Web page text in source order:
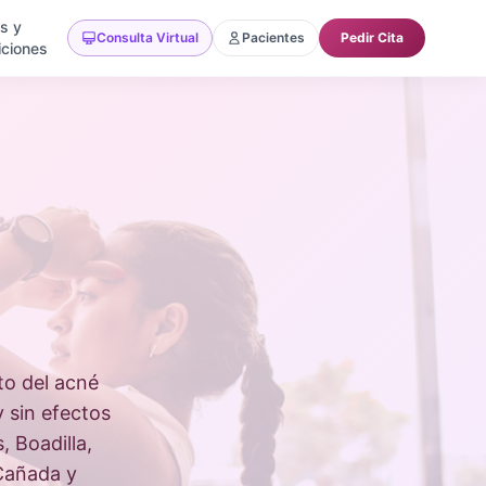
y
Consulta Virtual Pacientes Pedir Cita
del acné
sin efectos
Boadilla,
y